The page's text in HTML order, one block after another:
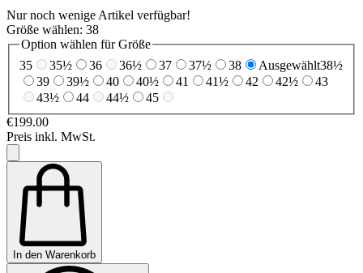
Nur noch wenige Artikel verfügbar!
Größe wählen: 38
Option wählen für Größe
35
35½ 36 36½ 37 37½ 38 Ausgewählt38½
39
39½ 40 40½ 41 41½ 42 42½
43
43½
44 44½
45
€199.00
Preis inkl. MwSt.
In den Warenkorb